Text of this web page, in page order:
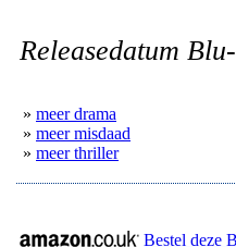
Releasedatum
» meer drama
» meer misdaad
» meer thriller
Bestel deze